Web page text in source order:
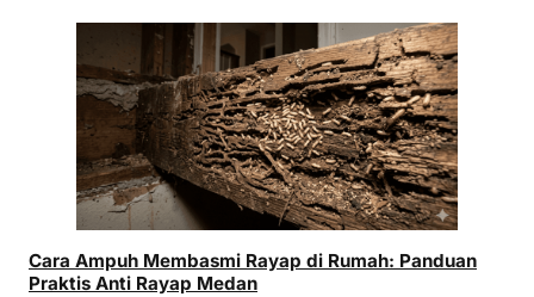
Cara Ampuh Membasmi Rayap di Rumah: Panduan
Praktis Anti Rayap Medan